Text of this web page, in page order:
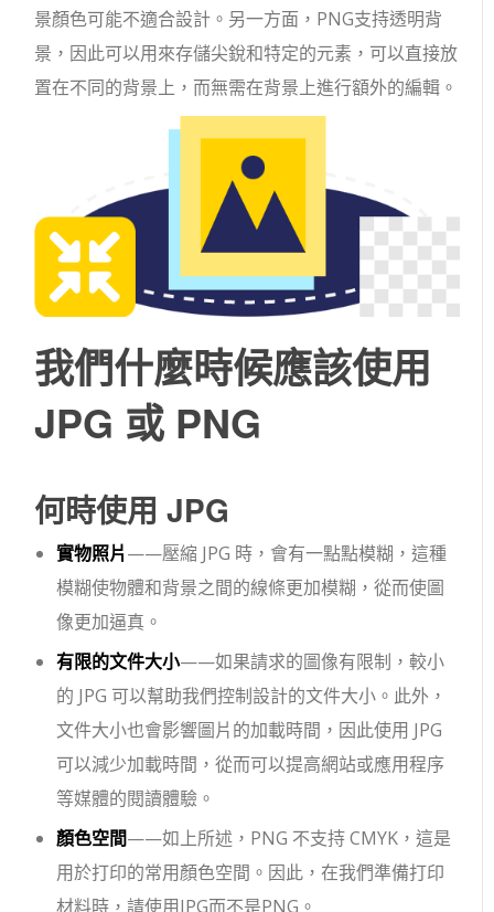
景顏色可能不適合設計。另一方面，PNG支持透明背
景，因此可以用來存儲尖銳和特定的元素，可以直接放
置在不同的背景上，而無需在背景上進行額外的編輯。
我們什麼時候應該使用
JPG 或 PNG
何時使用 JPG
實物照片——壓縮 JPG 時，會有一點點模糊，這種
模糊使物體和背景之間的線條更加模糊，從而使圖
像更加逼真。
有限的文件大小——如果請求的圖像有限制，較小
的 JPG 可以幫助我們控制設計的文件大小。此外，
文件大小也會影響圖片的加載時間，因此使用 JPG
可以減少加載時間，從而可以提高網站或應用程序
等媒體的閱讀體驗。
顏色空間——如上所述，PNG 不支持 CMYK，這是
用於打印的常用顏色空間。因此，在我們準備打印
材料時，請使用JPG而不是PNG。